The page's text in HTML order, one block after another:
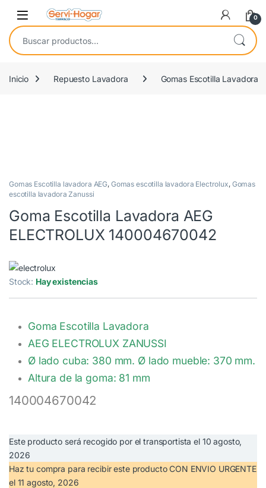
Saltar a navegación
saltar al contenido
Open 0
Buscar por:
Inicio Repuesto Lavadora Gomas Escotilla Lavadora
Gomas Escotilla lavadora AEG, Gomas escotilla lavadora Electrolux, Gomas
escotilla lavadora Zanussi
Goma Escotilla Lavadora AEG
ELECTROLUX 140004670042
Stock: Hay existencias
Goma Escotilla Lavadora
AEG ELECTROLUX ZANUSSI
Ø lado cuba: 380 mm. Ø lado mueble: 370 mm.
Altura de la goma: 81 mm
140004670042
Este producto será recogido por el transportista el 10 agosto,
2026
Haz tu compra para recibir este producto CON ENVIO URGENTE
el 11 agosto, 2026